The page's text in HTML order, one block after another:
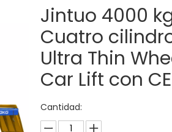
Jintuo 4000
Cuatro
Ultra Thin
Car Lift con CE
Cantidad: